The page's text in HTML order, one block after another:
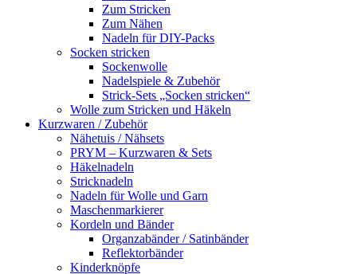
Zum Stricken
Zum Nähen
Nadeln für DIY-Packs
Socken stricken
Sockenwolle
Nadelspiele & Zubehör
Strick-Sets „Socken stricken“
Wolle zum Stricken und Häkeln
Kurzwaren / Zubehör
Nähetuis / Nähsets
PRYM – Kurzwaren & Sets
Häkelnadeln
Stricknadeln
Nadeln für Wolle und Garn
Maschenmarkierer
Kordeln und Bänder
Organzabänder / Satinbänder
Reflektorbänder
Kinderknöpfe